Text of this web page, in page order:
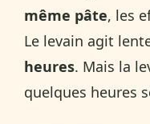
même pâte, les
Le levain agit
heures. Mais la
quelques heures